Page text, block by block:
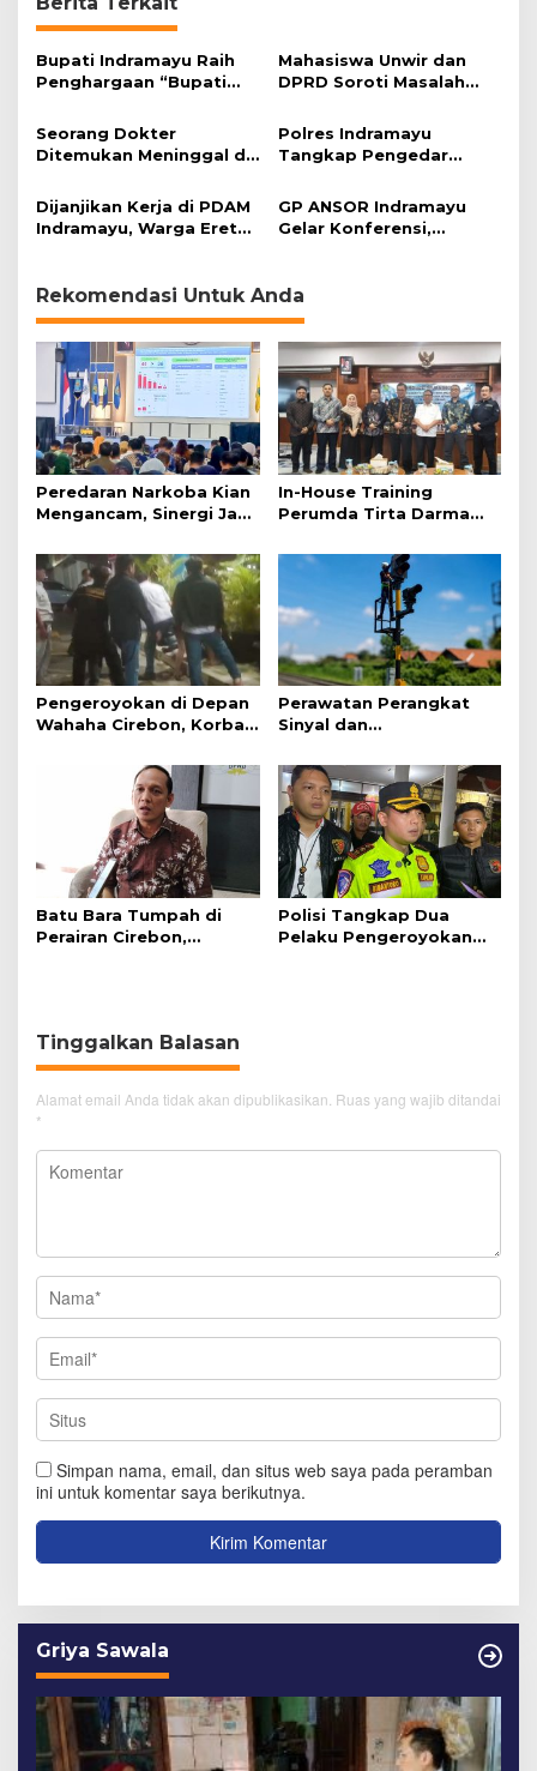
Bupati Indramayu Raih
Penghargaan “Bupati
Mahasiswa Unwir dan
DPRD Soroti Masalah
Seorang Dokter
Ditemukan Meninggal di
Polres Indramayu
Tangkap Pengedar
Patrol
Dijanjikan Kerja di PDAM
Indramayu, Warga Eretan
Ratusan Juta
GP ANSOR Indramayu
Gelar Konferensi,
Agama
Rekomendasi Untuk Anda
Peredaran Narkoba Kian
Mengancam, Sinergi Jadi
In-House Training
Perumda Tirta Darma
dan Profesionalisme
Pengeroyokan di Depan
Wahaha Cirebon, Korban
Perawatan Perangkat
Sinyal dan
Perjalanan Kereta Api
Batu Bara Tumpah di
Perairan Cirebon,
Polisi Tangkap Dua
Pelaku Pengeroyokan
Tinggalkan Balasan
Alamat email Anda tidak akan dipublikasikan. Ruas yang wajib ditandai
*
Simpan nama, email, dan situs web saya pada peramban
ini untuk komentar saya berikutnya.
Griya Sawala